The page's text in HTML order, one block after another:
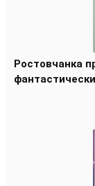
Ростовчанка